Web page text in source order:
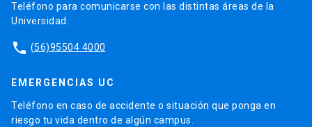
Teléfono para comunicarse con las distintas áreas de la
Universidad.
phone (56)95504 4000
EMERGENCIAS UC
Teléfono en caso de accidente o situación que ponga en
riesgo tu vida dentro de algún campus.